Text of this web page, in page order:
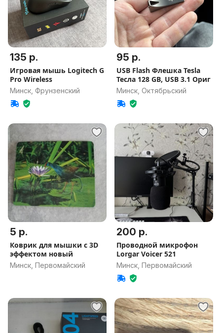
135 р.
Игровая мышь Logitech G
Pro Wireless
Минск, Фрунзенский
95 р.
USB Flash Флешка Tesla
Тесла 128 GB, USB 3.1 Ориг
Минск, Октябрьский
5 р.
Коврик для мышки с 3D
эффектом новый
Минск, Первомайский
200 р.
Проводной микрофон
Lorgar Voicer 521
Минск, Первомайский